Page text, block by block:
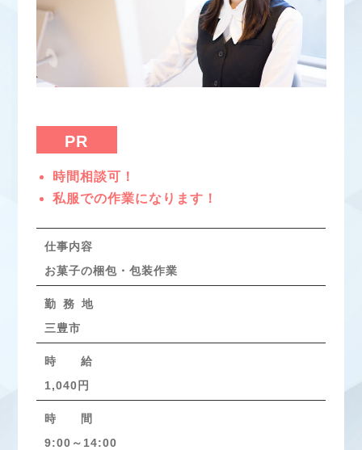
PR
時間相談可！
私服での作業になります！
仕事内容
お菓子の梱包・包装作業
勤 務 地
三豊市
時 給
1,040円
時 間
9:00～14:00